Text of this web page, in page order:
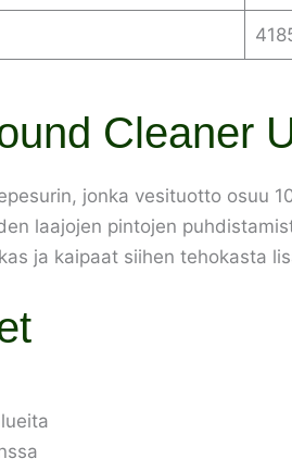
Cleaner
jonka vesituotto osuu
laajojen pintojen
ja kaipaat siihen tehokasta